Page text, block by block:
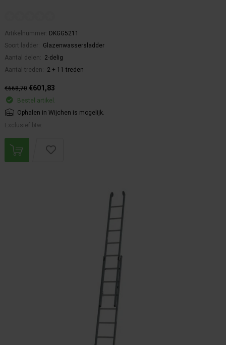
Artikelnummer: DKGG5211
Soort ladder:
Glazenwassersladder
Aantal delen:
2-delig
Aantal treden:
2 + 11 treden
€668,70 €601,83
Bestel artikel.
Ophalen in Wijchen is mogelijk.
Exclusief btw.